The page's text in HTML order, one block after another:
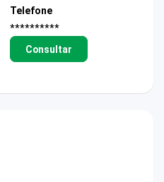
Telefone
**********
Consultar